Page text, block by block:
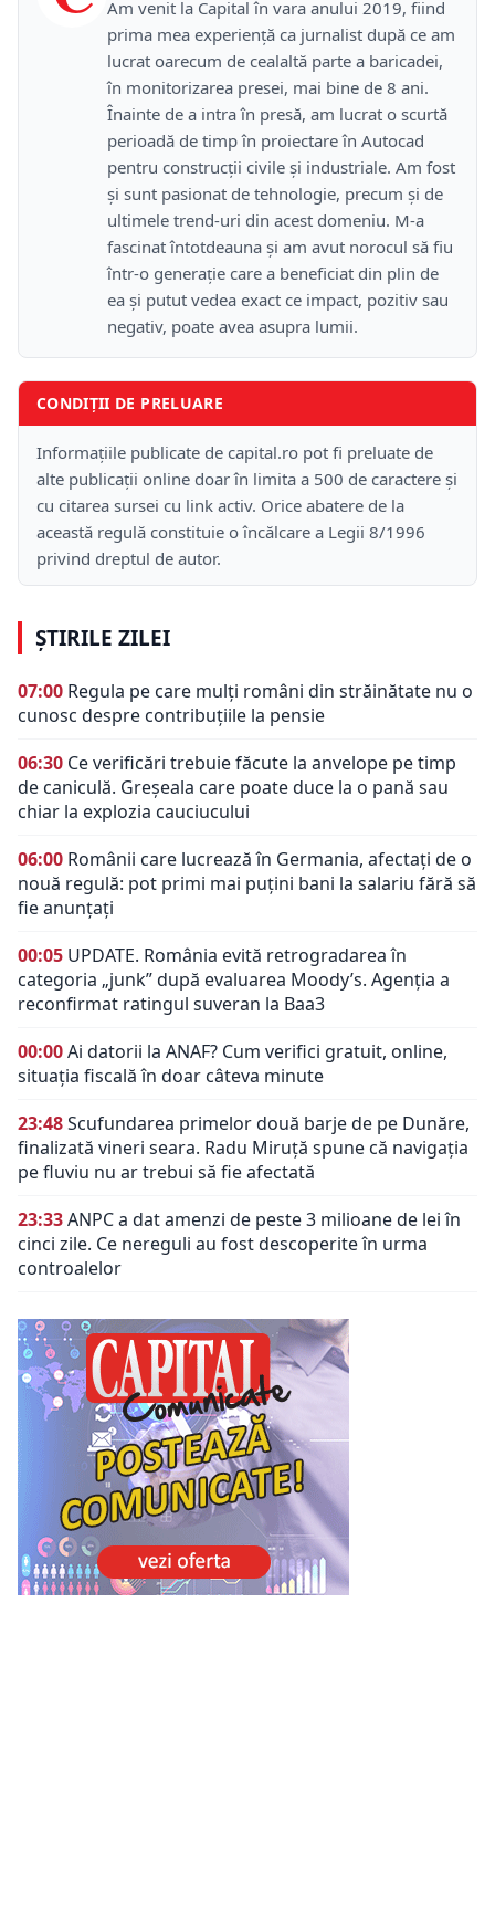
Am venit la Capital în vara anului 2019, fiind
prima mea experiență ca jurnalist după ce am
lucrat oarecum de cealaltă parte a baricadei,
în monitorizarea presei, mai bine de 8 ani.
Înainte de a intra în presă, am lucrat o scurtă
perioadă de timp în proiectare în Autocad
pentru construcții civile și industriale. Am fost
și sunt pasionat de tehnologie, precum și de
ultimele trend-uri din acest domeniu. M-a
fascinat întotdeauna și am avut norocul să fiu
într-o generație care a beneficiat din plin de
ea și putut vedea exact ce impact, pozitiv sau
negativ, poate avea asupra lumii.
CONDIȚII DE PRELUARE
Informațiile publicate de capital.ro pot fi preluate de
alte publicații online doar în limita a 500 de caractere și
cu citarea sursei cu link activ. Orice abatere de la
această regulă constituie o încălcare a Legii 8/1996
privind dreptul de autor.
ȘTIRILE ZILEI
07:00 Regula pe care mulți români din străinătate nu o
cunosc despre contribuțiile la pensie
06:30 Ce verificări trebuie făcute la anvelope pe timp
de caniculă. Greșeala care poate duce la o pană sau
chiar la explozia cauciucului
06:00 Românii care lucrează în Germania, afectați de o
nouă regulă: pot primi mai puțini bani la salariu fără să
fie anunțați
00:05 UPDATE. România evită retrogradarea în
categoria „junk” după evaluarea Moody’s. Agenția a
reconfirmat ratingul suveran la Baa3
00:00Ai datorii la ANAF? Cum verifici gratuit, online,
situația fiscală în doar câteva minute
23:48Scufundarea primelor două barje de pe Dunăre,
finalizată vineri seara. Radu Miruță spune că navigația
pe fluviu nu ar trebui să fie afectată
23:33ANPC a dat amenzi de peste 3 milioane de lei în
cinci zile. Ce nereguli au fost descoperite în urma
controalelor